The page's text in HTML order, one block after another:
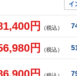
イ
円 （税込）
円 （税込）
円